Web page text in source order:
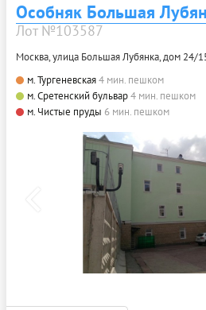
Особняк Большая
Лот №103587
Москва, улица Большая Лубянка, дом 24/
м. Тургеневская4 мин. пешком
м. Сретенский бульвар4 мин. пешком
м. Чистые пруды 6 мин. пешком